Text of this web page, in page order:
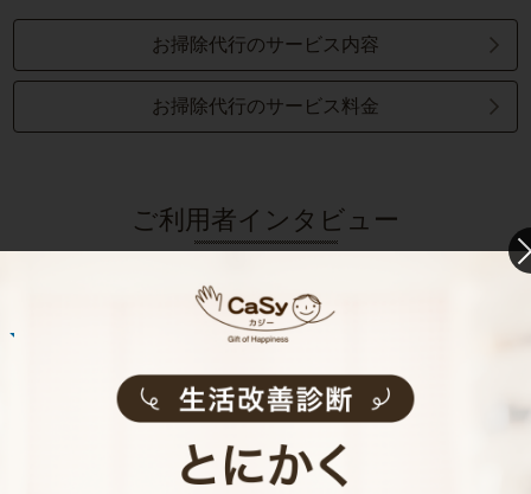
お掃除代行のサービス内容
お掃除代行のサービス料金
ご利用者インタビュー
掃除をしてもらうようになって、自分も片付け
る癖がつきました。